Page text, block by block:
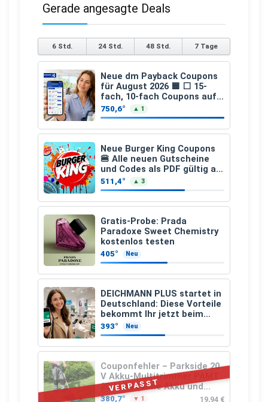
Gerade angesagte Deals
6 Std. 24 Std. 48 Std. 7 Tage
Neue dm Payback Coupons
für August 2026 🟦 ⬜ 15-
fach, 10-fach Coupons auf
den gesamten Einkauf ab 2
€
750,6° ▲ 1
Neue Burger King Coupons
🍔 Alle neuen Gutscheine
und Codes als PDF gültig ab
25.07.2026 bis 04.09.2026
511,4° ▲ 3
Gratis-Probe: Prada
Paradoxe Sweet Chemistry
kostenlos testen
405° Neu
DEICHMANN PLUS startet in
Deutschland: Diese Vorteile
bekommt Ihr jetzt beim
Schuhkauf
393° Neu
VERPASST
Couponfehler – Parkside 20
V Akku-Multitrimmer PAMT
20-Li A1 (ohne Akku und
Ladegerät)
380,7° ▼ 1 19,94 €